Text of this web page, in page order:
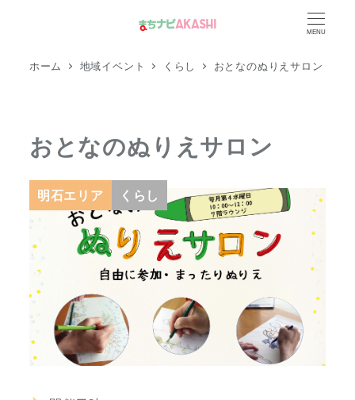
MENU
ホーム 地域イベント くらし おとなのぬりえサロン
おとなのぬりえサロン
明石エリア くらし